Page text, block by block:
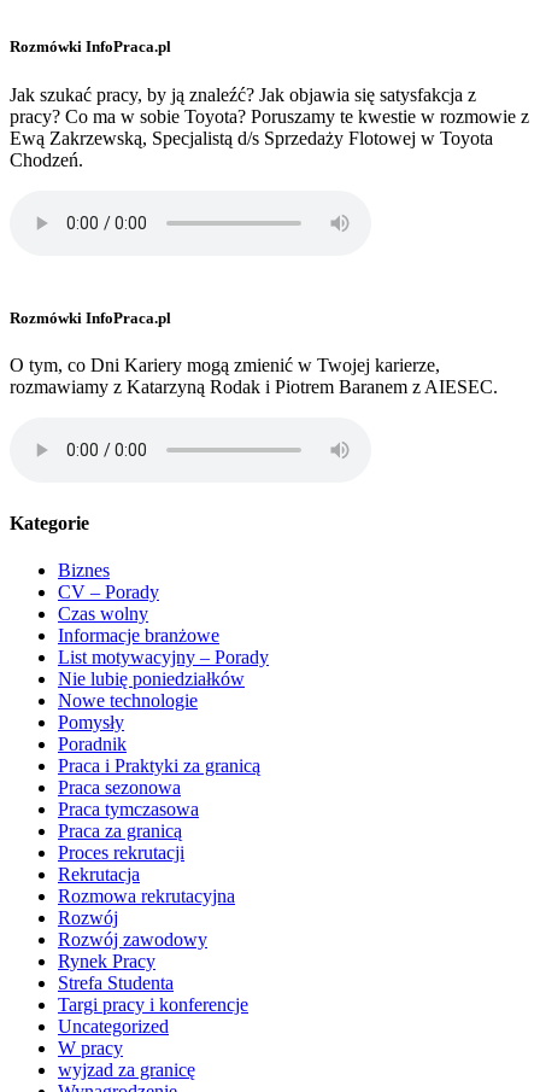
Rozmówki InfoPraca.pl
Jak szukać pracy, by ją znaleźć? Jak objawia się satysfakcja z
pracy? Co ma w sobie Toyota? Poruszamy te kwestie w rozmowie z
Ewą Zakrzewską, Specjalistą d/s Sprzedaży Flotowej w Toyota
Chodzeń.
Rozmówki InfoPraca.pl
O tym, co Dni Kariery mogą zmienić w Twojej karierze,
rozmawiamy z Katarzyną Rodak i Piotrem Baranem z AIESEC.
Kategorie
Biznes
CV – Porady
Czas wolny
Informacje branżowe
List motywacyjny – Porady
Nie lubię poniedziałków
Nowe technologie
Pomysły
Poradnik
Praca i Praktyki za granicą
Praca sezonowa
Praca tymczasowa
Praca za granicą
Proces rekrutacji
Rekrutacja
Rozmowa rekrutacyjna
Rozwój
Rozwój zawodowy
Rynek Pracy
Strefa Studenta
Targi pracy i konferencje
Uncategorized
W pracy
wyjzad za granicę